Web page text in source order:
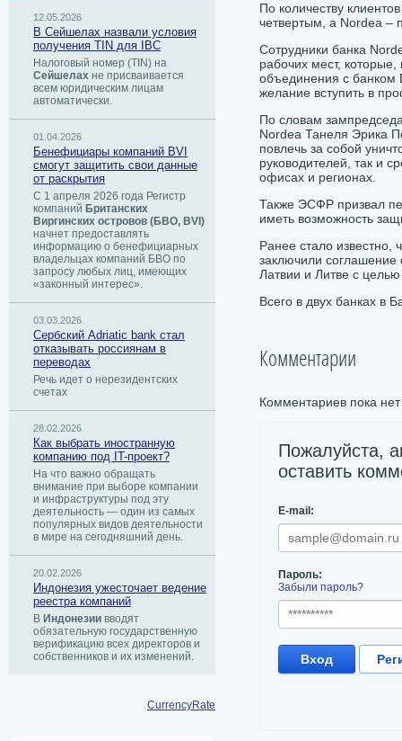
По количеству
четвертым, а Nordea –
Сотрудники банка
рабочих мест, которые,
объединения с банком
желание вступить в
По словам
Nordea Танеля Эрика
повлечь за собой
руководителей, так и
офисах и регионах.
Также ЭСФР призвал
иметь возможность
Ранее стало известно,
заключили соглашение
Латвии и Литве с целью
Всего в двух банках в
Комментарии
Комментариев пока нет
Пожалуйста,
оставить
E-mail:
Пароль:
Забыли пароль?
Вход
12.05.2026
В Сейшелах назвали условия
получения TIN для IBC
Налоговый номер (TIN) на
Сейшелах не присваивается
всем юридическим лицам
автоматически.
01.04.2026
Бенефициары компаний BVI
смогут защитить свои данные
от раскрытия
С 1 апреля 2026 года Регистр
компаний Британских
Виргинских островов (БВО, BVI)
начнет предоставлять
информацию о бенефициарных
владельцах компаний БВО по
запросу любых лиц, имеющих
«законный интерес».
03.03.2026
Сербский ​Adriatic bank стал
отказывать россиянам в
переводах
Речь идет о нерезидентских
счетах
28.02.2026
Как выбрать иностранную
компанию под IT-проект?
На что важно обращать
внимание при выборе компании
и инфраструктуры под эту
деятельность — один из самых
популярных видов деятельности
в мире на сегодняшний день.
20.02.2026
Индонезия ужесточает ведение
реестра компаний
В Индонезии вводят
обязательную государственную
верификацию всех директоров и
собственников и их изменений.
CurrencyRate